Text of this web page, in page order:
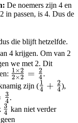
De noemers zijn 4 en
in passen, is 4. Dus de
die blijft hetzelfde.
4 krijgen. Om van 2
we met 2. Dit
\frac{1
\times
\times
2} =
2×2
1×2 = 4
2 .
zijn (\frac{1}
\frac{2}
4
1 + 4
2),
4
3 .
\frac{3}
{4}
4
3 kan niet verder